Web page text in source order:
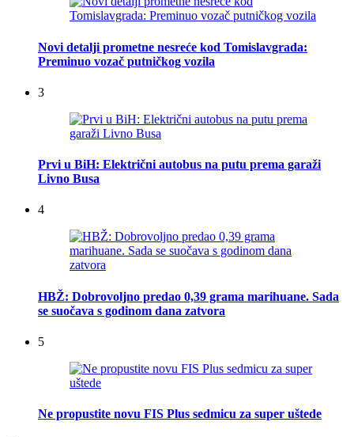
Novi detalji prometne nesreće kod Tomislavgrada:
Preminuo vozač putničkog vozila
3
Prvi u BiH: Električni autobus na putu prema garaži
Livno Busa
4
HBŽ: Dobrovoljno predao 0,39 grama marihuane. Sada
se suočava s godinom dana zatvora
5
Ne propustite novu FIS Plus sedmicu za super uštede